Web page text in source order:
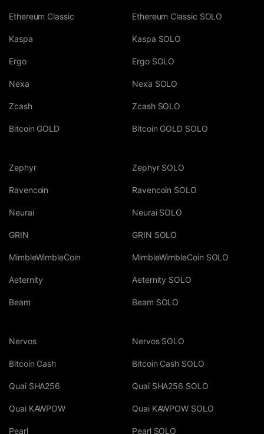
Ethereum Classic
Kaspa
Ergo
Nexa
Zcash
Bitcoin GOLD
Ethereum Classic SOLO
Kaspa SOLO
Ergo SOLO
Nexa SOLO
Zcash SOLO
Bitcoin GOLD SOLO
Zephyr
Ravencoin
Neurai
GRIN
MimbleWimbleCoin
Aeternity
Beam
Zephyr SOLO
Ravencoin SOLO
Neurai SOLO
GRIN SOLO
MimbleWimbleCoin SOLO
Aeternity SOLO
Beam SOLO
Nervos
Bitcoin Cash
Quai SHA256
Quai KAWPOW
Pearl
Nervos SOLO
Bitcoin Cash SOLO
Quai SHA256 SOLO
Quai KAWPOW SOLO
Pearl SOLO